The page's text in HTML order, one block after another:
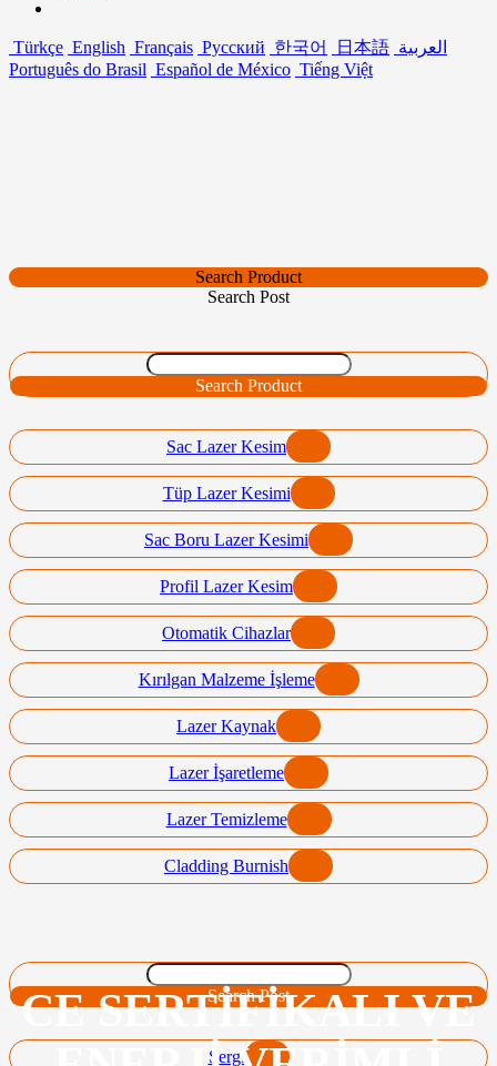
Türkçe English Français Русский 한국어 日本語 العربية
Português do Brasil Español de México Tiếng Việt
Search Product
Search Post
Search Product
Sac Lazer Kesim
Tüp Lazer Kesimi
Sac Boru Lazer Kesimi
Profil Lazer Kesim
Otomatik Cihazlar
Kırılgan Malzeme İşleme
Lazer Kaynak
Lazer İşaretleme
Lazer Temizleme
Cladding Burnish
Search Post
Sergi
CE SERTIFIKALI VE